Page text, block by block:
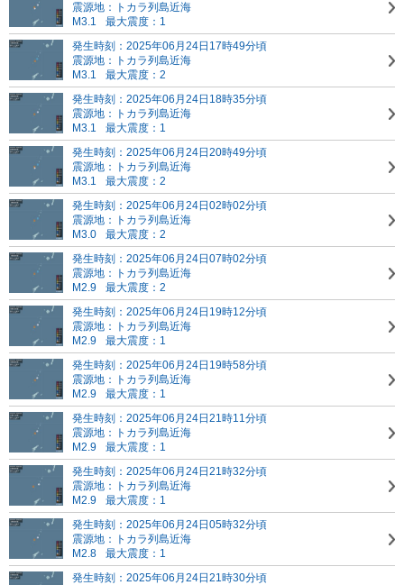
震源地：トカラ列島近海
M3.1
最大震度：1
発生時刻：2025年06月24日17時49分頃
震源地：トカラ列島近海
M3.1
最大震度：2
発生時刻：2025年06月24日18時35分頃
震源地：トカラ列島近海
M3.1
最大震度：1
発生時刻：2025年06月24日20時49分頃
震源地：トカラ列島近海
M3.1
最大震度：2
発生時刻：2025年06月24日02時02分頃
震源地：トカラ列島近海
M3.0
最大震度：2
発生時刻：2025年06月24日07時02分頃
震源地：トカラ列島近海
M2.9
最大震度：2
発生時刻：2025年06月24日19時12分頃
震源地：トカラ列島近海
M2.9
最大震度：1
発生時刻：2025年06月24日19時58分頃
震源地：トカラ列島近海
M2.9
最大震度：1
発生時刻：2025年06月24日21時11分頃
震源地：トカラ列島近海
M2.9
最大震度：1
発生時刻：2025年06月24日21時32分頃
震源地：トカラ列島近海
M2.9
最大震度：1
発生時刻：2025年06月24日05時32分頃
震源地：トカラ列島近海
M2.8
最大震度：1
発生時刻：2025年06月24日21時30分頃